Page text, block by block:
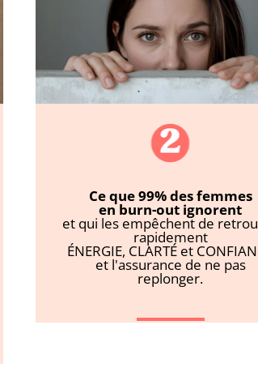
Ce que 99% des femmes
en burn-out ignorent
et qui les empêchent de
rapidement
ÉNERGIE, CLARTÉ et
et l'assurance de ne pas
replonger.